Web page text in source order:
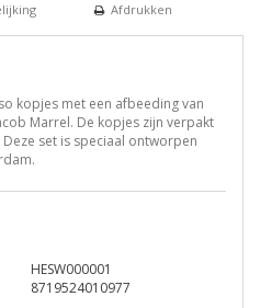
Afdrukken
kopjes met een afbeeding van
Marrel. De kopjes zijn verpakt
set is speciaal ontworpen
HESW000001
8719524010977